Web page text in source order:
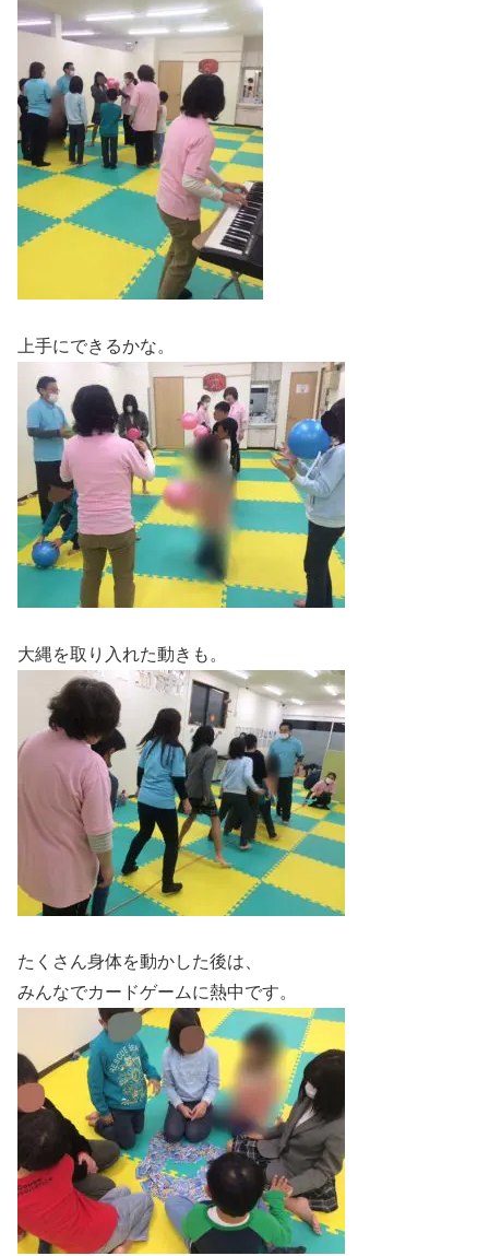
上手にできるかな。
大縄を取り入れた動きも。
たくさん身体を動かした後は、
みんなでカードゲームに熱中です。